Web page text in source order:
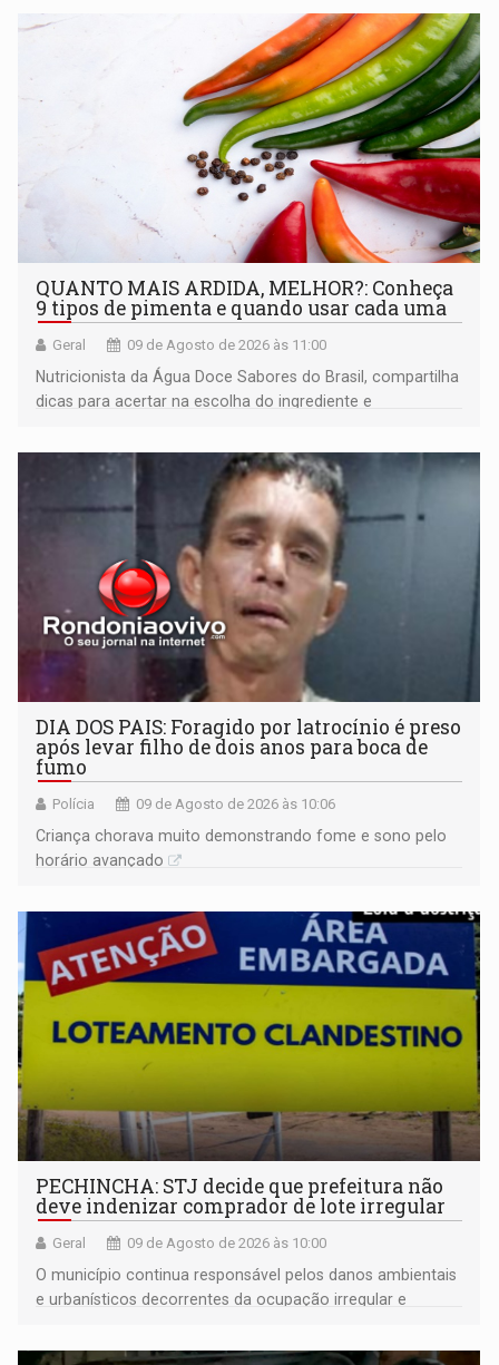
QUANTO MAIS ARDIDA, MELHOR?: Conheça
9 tipos de pimenta e quando usar cada uma
Geral 09 de Agosto de 2026 às 11:00
Nutricionista da Água Doce Sabores do Brasil, compartilha
dicas para acertar na escolha do ingrediente e
DIA DOS PAIS: Foragido por latrocínio é preso
após levar filho de dois anos para boca de
fumo
Polícia 09 de Agosto de 2026 às 10:06
Criança chorava muito demonstrando fome e sono pelo
horário avançado
PECHINCHA: STJ decide que prefeitura não
deve indenizar comprador de lote irregular
Geral 09 de Agosto de 2026 às 10:00
O município continua responsável pelos danos ambientais
e urbanísticos decorrentes da ocupação irregular e